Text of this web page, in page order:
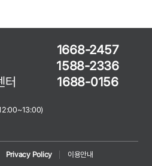
1668-2457
1588-2336
터
1688-0156
Privacy Policy
이용안내